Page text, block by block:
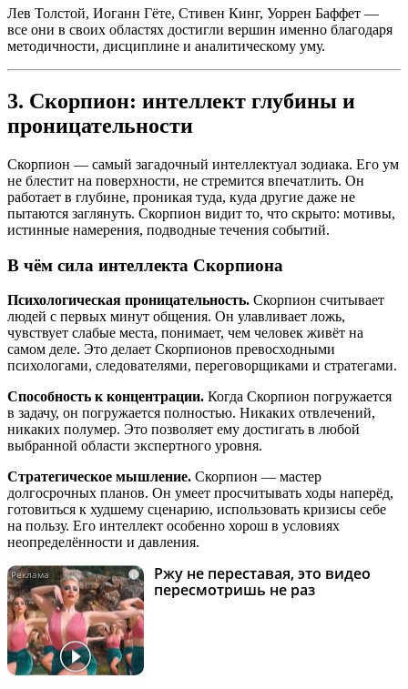
Лев Толстой, Иоганн Гёте, Стивен Кинг, Уоррен Баффет —
все они в своих областях достигли вершин именно благодаря
методичности, дисциплине и аналитическому уму.
3. Скорпион: интеллект глубины и
проницательности
Скорпион — самый загадочный интеллектуал зодиака. Его ум
не блестит на поверхности, не стремится впечатлить. Он
работает в глубине, проникая туда, куда другие даже не
пытаются заглянуть. Скорпион видит то, что скрыто: мотивы,
истинные намерения, подводные течения событий.
В чём сила интеллекта Скорпиона
Психологическая проницательность. Скорпион считывает
людей с первых минут общения. Он улавливает ложь,
чувствует слабые места, понимает, чем человек живёт на
самом деле. Это делает Скорпионов превосходными
психологами, следователями, переговорщиками и стратегами.
Способность к концентрации. Когда Скорпион погружается
в задачу, он погружается полностью. Никаких отвлечений,
никаких полумер. Это позволяет ему достигать в любой
выбранной области экспертного уровня.
Стратегическое мышление. Скорпион — мастер
долгосрочных планов. Он умеет просчитывать ходы наперёд,
готовиться к худшему сценарию, использовать кризисы себе
на пользу. Его интеллект особенно хорош в условиях
неопределённости и давления.
i
Ржу не переставая, это видео
пересмотришь не раз